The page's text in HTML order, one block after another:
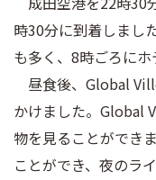
時30分に到着しまし
も多く、8時ごろにホ
昼食後、Global
かけました。Global
物を見ることができ
ことができ、夜のラ